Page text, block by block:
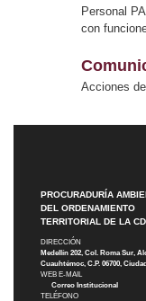
Personal
con
Acciones
PROCURADURÍA
DEL ORDENAMIENTO
TERRITORIAL DE LA
DIRECCIÓN
Medellín 202, Col. Roma Sur,
Cuauhtémoc, C.P. 06700,
WEB E-MAIL
Correo Institucional
TELÉFONO